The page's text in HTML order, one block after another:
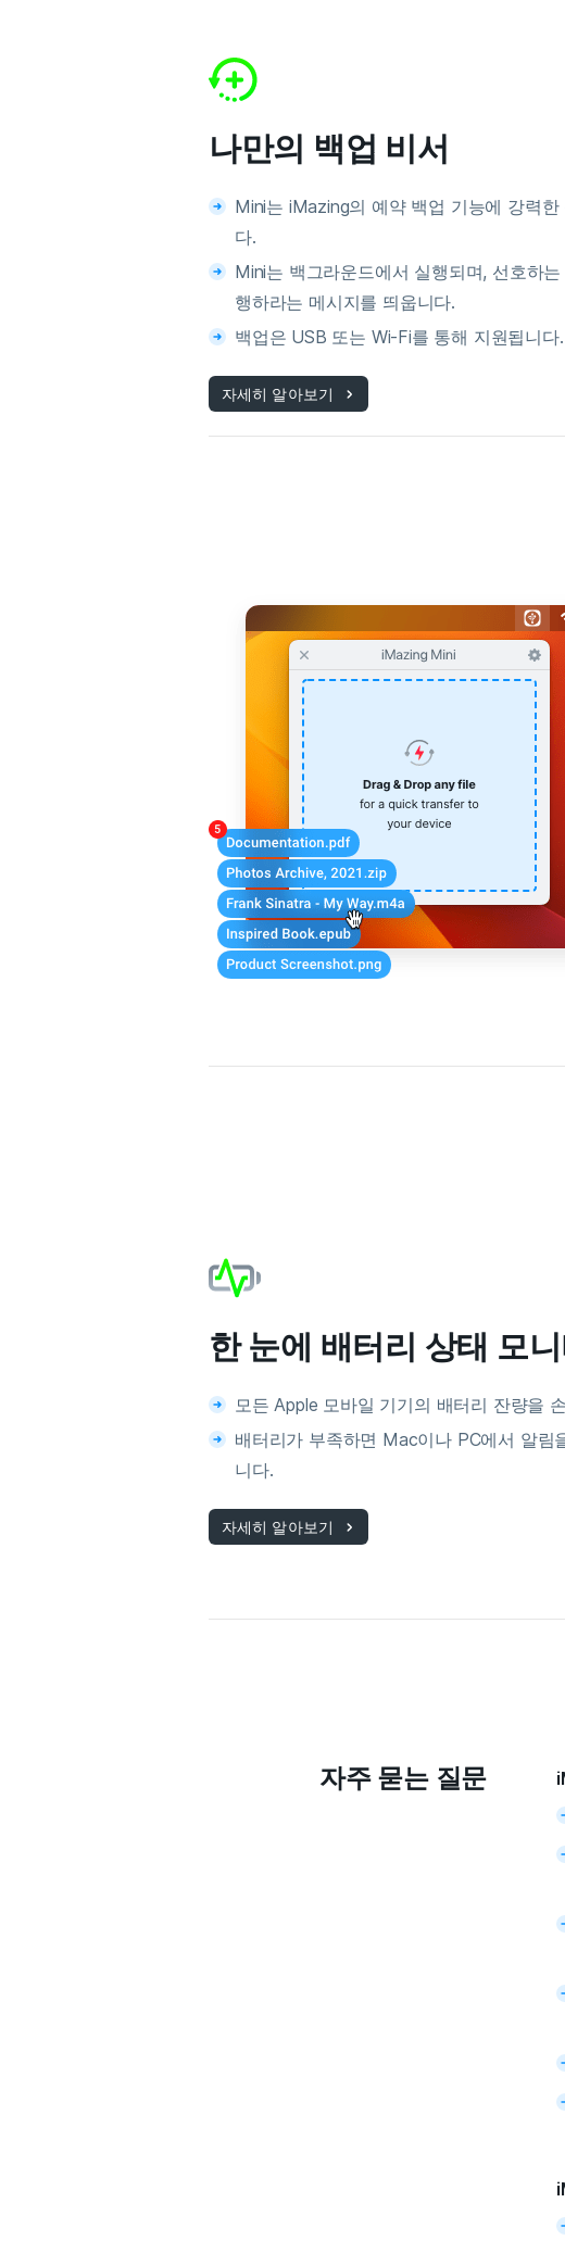
나만의 백업 비서
Mini는 iMazing의 예약 백업 기능에 강력한
다.
Mini는 백그라운드에서 실행되며, 선호하
행하라는 메시지를 띄웁니다.
백업은 USB 또는 Wi-Fi를 통해 지원됩니다.
자세히 알아보기
한 눈에 배터리 상태 모
모든 Apple 모바일 기기의 배터리 잔량을
배터리가 부족하면 Mac이나 PC에서 알림
니다.
자세히 알아보기
자주 묻는 질문